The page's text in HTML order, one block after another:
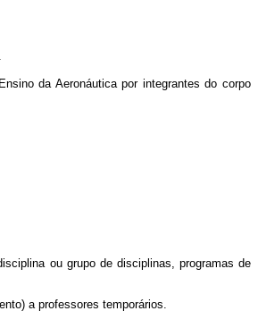
da Aeronáutica por integrantes do corpo
ou grupo de disciplinas, programas de
a professores temporários.